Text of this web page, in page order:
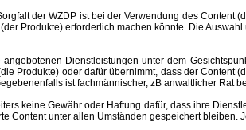
der WZDP ist bei der Verwendung des Content
Produkte) erforderlich machen könnte. Die
Dienstleistungen unter dem
Produkte) oder dafür übernimmt, dass der
ist fachmännischer, zB anwaltlicher
keine Gewähr oder Haftung dafür, dass ihre
Content unter allen Umständen gespeichert